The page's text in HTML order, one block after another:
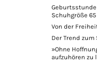
Schuhgröße 65
Von der
Der Trend zum
»Ohne
aufzuhören zu